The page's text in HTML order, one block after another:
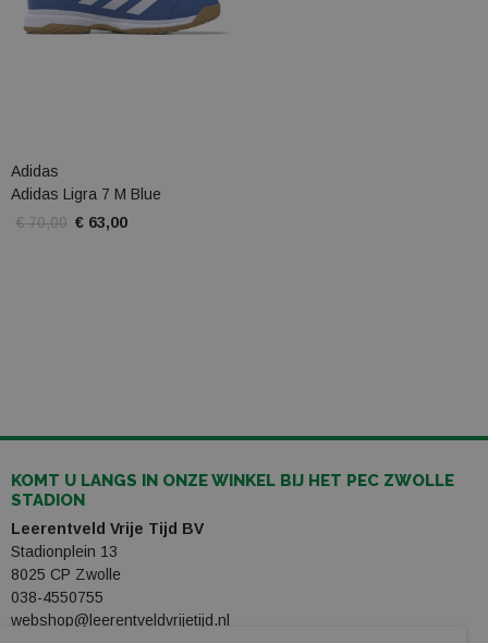
Adidas
Adidas Ligra 7 M Blue
€ 70,00 € 63,00
KOMT U LANGS IN ONZE WINKEL BIJ HET PEC ZWOLLE
STADION
Leerentveld Vrije Tijd BV
Stadionplein 13
8025 CP Zwolle
038-4550755
webshop@leerentveldvrijetijd.nl